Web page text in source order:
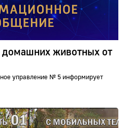
домашних животных от
управление № 5 информирует